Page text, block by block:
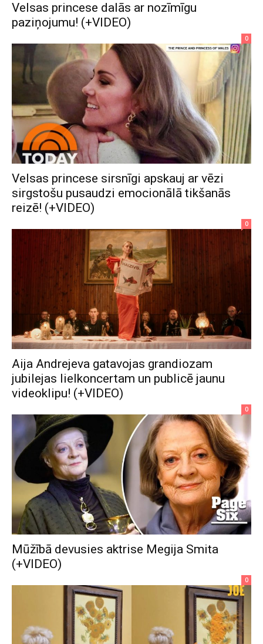
Velsas princese dalās ar nozīmīgu
paziņojumu! (+VIDEO)
0
Velsas princese sirsnīgi apskauj ar vēzi
sirgstošu pusaudzi emocionālā tikšanās
reizē! (+VIDEO)
0
Aija Andrejeva gatavojas grandiozam
jubilejas lielkoncertam un publicē jaunu
videoklipu! (+VIDEO)
0
Mūžībā devusies aktrise Megija Smita
(+VIDEO)
0